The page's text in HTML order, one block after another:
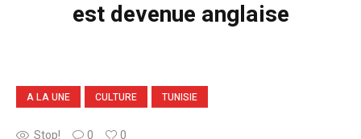
est devenue anglaise
A LA UNE CULTURE TUNISIE
Stop! 0 0